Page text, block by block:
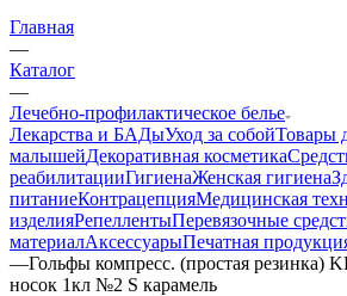
Главная
—
Каталог
—
Лечебно-профилактическое белье
Лекарства и БАДыУход за собойТовары
малышейДекоративная косметика
реабилитацииГигиенаЖенская гигиена
питаниеКонтрацепцияМедицинская
изделияРепеллентыПеревязочные
материалАксессуарыПечатная
—Гольфы компресс. (простая резинка)
носок 1кл №2 S карамель